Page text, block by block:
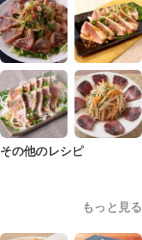
その他のレシピ
もっと見る